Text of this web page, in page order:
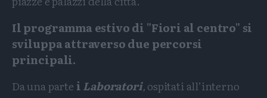
Il programma estivo di "Fiori al centro" si
sviluppa attraverso due percorsi
principali.
Da una parte iLaboratori,ospitati all’interno